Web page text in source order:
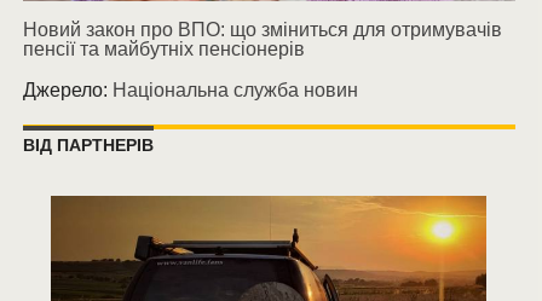
Новий закон про ВПО: що зміниться для отримувачів
пенсії та майбутніх пенсіонерів
Джерело: Національна служба новин
ВІД ПАРТНЕРІВ